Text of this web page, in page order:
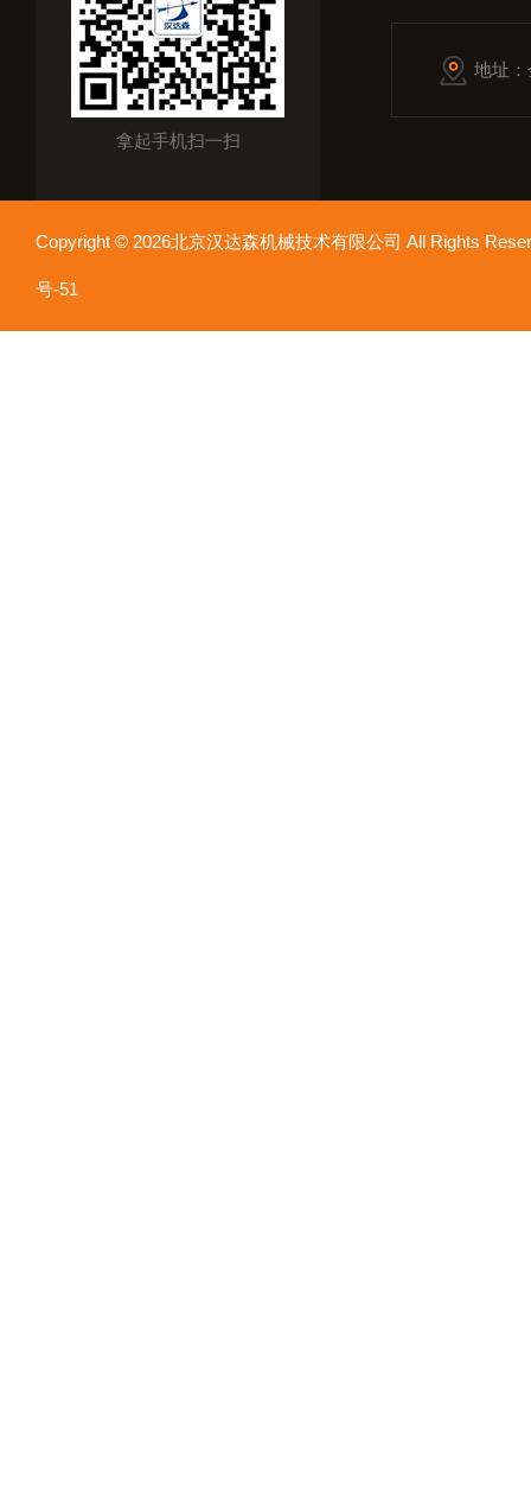
拿起手机扫一扫
地址
Copyright © 2026北京汉达森机械技术有限公司 All Rights
号-51